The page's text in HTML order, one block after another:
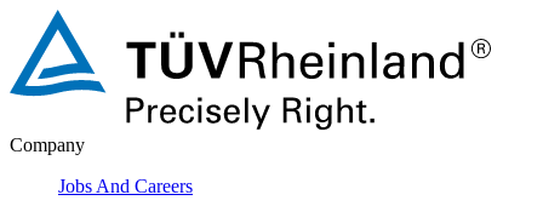
Company
Jobs And Careers